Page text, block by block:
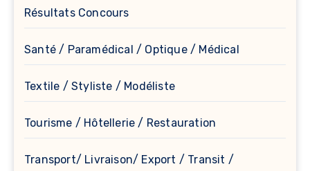
Résultats Concours
Santé / Paramédical / Optique / Médical
Textile / Styliste / Modéliste
Tourisme / Hôtellerie / Restauration
Transport/ Livraison/ Export / Transit /